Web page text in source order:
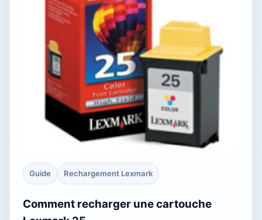
Guide Rechargement Lexmark
Comment recharger une cartouche